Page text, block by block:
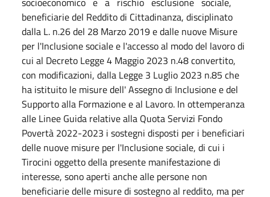
beneficiarie del Reddito di Cittadinanza, disciplinato
dalla L. n.26 del 28 Marzo 2019 e dalle nuove Misure
per l'Inclusione sociale e l'accesso al modo del lavoro di
cui al Decreto Legge 4 Maggio 2023 n.48 convertito,
con modificazioni, dalla Legge 3 Luglio 2023 n.85 che
ha istituito le misure dell' Assegno di Inclusione e del
Supporto alla Formazione e al Lavoro. In ottemperanza
alle Linee Guida relative alla Quota Servizi Fondo
Povertà 2022-2023 i sostegni disposti per i beneficiari
delle nuove misure per l'Inclusione sociale, di cui i
Tirocini oggetto della presente manifestazione di
interesse, sono aperti anche alle persone non
beneficiarie delle misure di sostegno al reddito, ma per